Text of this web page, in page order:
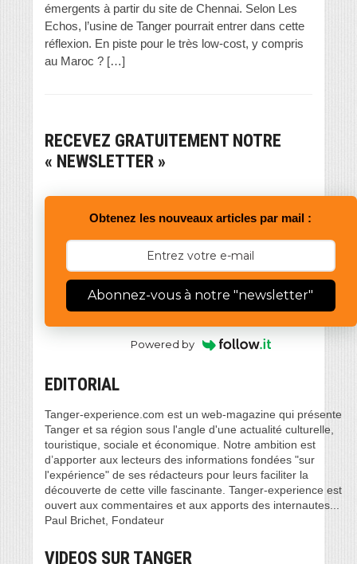
émergents à partir du site de Chennai. Selon Les
Echos, l’usine de Tanger pourrait entrer dans cette
réflexion. En piste pour le très low-cost, y compris
au Maroc ? […]
RECEVEZ GRATUITEMENT NOTRE
« NEWSLETTER »
Obtenez les nouveaux articles par mail :
Abonnez-vous à notre "newsletter"
Powered by
EDITORIAL
Tanger-experience.com est un web-magazine qui présente
Tanger et sa région sous l'angle d'une actualité culturelle,
touristique, sociale et économique. Notre ambition est
d’apporter aux lecteurs des informations fondées "sur
l'expérience" de ses rédacteurs pour leurs faciliter la
découverte de cette ville fascinante. Tanger-experience est
ouvert aux commentaires et aux apports des internautes...
Paul Brichet, Fondateur
VIDEOS SUR TANGER